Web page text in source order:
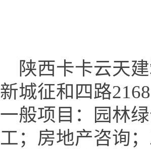
陕西卡卡云天建
新城征和四路
一般项目：园林
工；房地产咨询